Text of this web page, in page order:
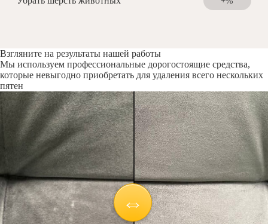
Взгляните на результаты нашей работы
Мы используем профессиональные дорогостоящие средства,
которые невыгодно приобретать для удаления всего нескольких
пятен